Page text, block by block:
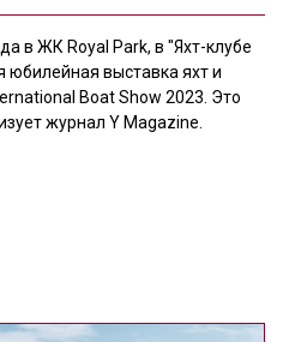
в ЖК Royal Park, в "Яхт-клубе
юбилейная выставка яхт и
Boat Show 2023. Это
журнал Y Magazine.